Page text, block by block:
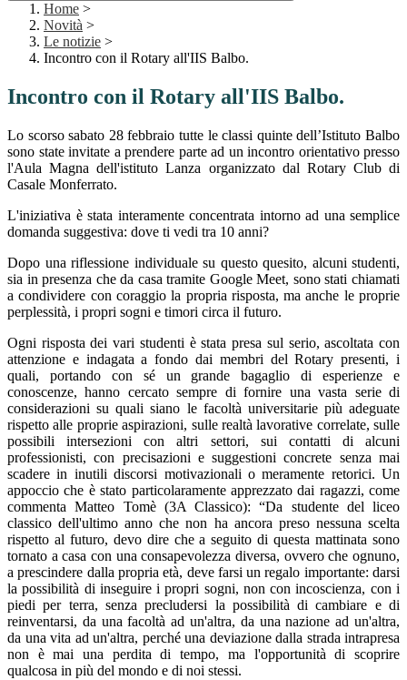
Home >
Novità >
Le notizie >
Incontro con il Rotary all'IIS Balbo.
Incontro con il Rotary all'IIS Balbo.
Lo scorso sabato 28 febbraio tutte le classi quinte dell’Istituto Balbo
sono state invitate a prendere parte ad un incontro orientativo presso
l'Aula Magna dell'istituto Lanza organizzato dal Rotary Club di
Casale Monferrato.
L'iniziativa è stata interamente concentrata intorno ad una semplice
domanda suggestiva: dove ti vedi tra 10 anni?
Dopo una riflessione individuale su questo quesito, alcuni studenti,
sia in presenza che da casa tramite Google Meet, sono stati chiamati
a condividere con coraggio la propria risposta, ma anche le proprie
perplessità, i propri sogni e timori circa il futuro.
Ogni risposta dei vari studenti è stata presa sul serio, ascoltata con
attenzione e indagata a fondo dai membri del Rotary presenti, i
quali, portando con sé un grande bagaglio di esperienze e
conoscenze, hanno cercato sempre di fornire una vasta serie di
considerazioni su quali siano le facoltà universitarie più adeguate
rispetto alle proprie aspirazioni, sulle realtà lavorative correlate, sulle
possibili intersezioni con altri settori, sui contatti di alcuni
professionisti, con precisazioni e suggestioni concrete senza mai
scadere in inutili discorsi motivazionali o meramente retorici. Un
appoccio che è stato particolaramente apprezzato dai ragazzi, come
commenta Matteo Tomè (3A Classico): “Da studente del liceo
classico dell'ultimo anno che non ha ancora preso nessuna scelta
rispetto al futuro, devo dire che a seguito di questa mattinata sono
tornato a casa con una consapevolezza diversa, ovvero che ognuno,
a prescindere dalla propria età, deve farsi un regalo importante: darsi
la possibilità di inseguire i propri sogni, non con incoscienza, con i
piedi per terra, senza precludersi la possibilità di cambiare e di
reinventarsi, da una facoltà ad un'altra, da una nazione ad un'altra,
da una vita ad un'altra, perché una deviazione dalla strada intrapresa
non è mai una perdita di tempo, ma l'opportunità di scoprire
qualcosa in più del mondo e di noi stessi.